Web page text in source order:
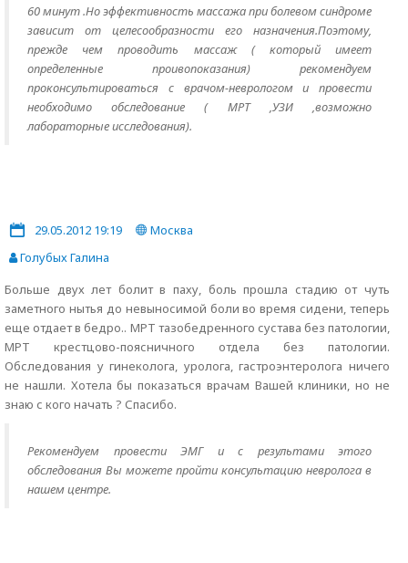
60 минут .Но эффективность массажа при болевом синдроме
зависит от целесообразности его назначения.Поэтому,
прежде чем проводить массаж ( который имеет
определенные проивопоказания) рекомендуем
проконсультироваться с врачом-неврологом и провести
необходимо обследование ( МРТ ,УЗИ ,возможно
лабораторные исследования).
29.05.2012 19:19
Москва
Голубых Галина
Больше двух лет болит в паху, боль прошла стадию от чуть
заметного нытья до невыносимой боли во время сидени, теперь
еще отдает в бедро.. МРТ тазобедренного сустава без патологии,
МРТ крестцово-поясничного отдела без патологии.
Обследования у гинеколога, уролога, гастроэнтеролога ничего
не нашли. Хотела бы показаться врачам Вашей клиники, но не
знаю с кого начать ? Спасибо.
Рекомендуем провести ЭМГ и с результами этого
обследования Вы можете пройти консультацию невролога в
нашем центре.